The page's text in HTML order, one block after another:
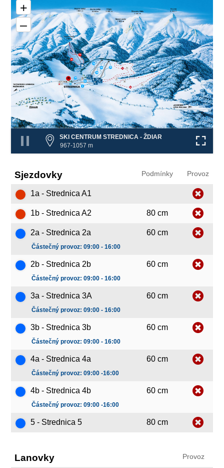
1a
1b
2a
2b
3a
3b
4a 4b
5
❌ ❌
❌
❌
❌
❌❌
+
–
SKI CENTRUM STREDNICA - ŽDIAR
967-1057 m
Sjezdovky Podmínky Provoz
1a - Strednica A1
1b - Strednica A2 80 cm
2a - Strednica 2a
Částečný provoz: 09:00 - 16:00
60 cm
2b - Strednica 2b
Částečný provoz: 09:00 - 16:00
60 cm
3a - Strednica 3A
Částečný provoz: 09:00 - 16:00
60 cm
3b - Strednica 3b
Částečný provoz: 09:00 - 16:00
60 cm
4a - Strednica 4a
Částečný provoz: 09:00 -16:00
60 cm
4b - Strednica 4b
Částečný provoz: 09:00 -16:00
60 cm
5 - Strednica 5 80 cm
Lanovky Provoz